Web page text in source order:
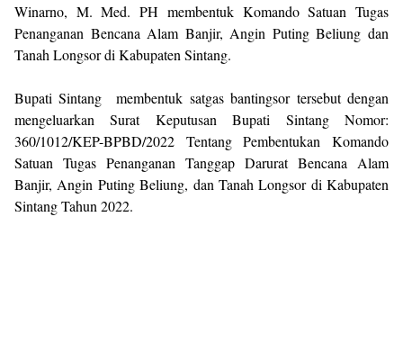
Winarno, M. Med. PH membentuk Komando Satuan Tugas
Penanganan Bencana Alam Banjir, Angin Puting Beliung dan
Tanah Longsor di Kabupaten Sintang.
Bupati Sintang membentuk satgas bantingsor tersebut dengan
mengeluarkan Surat Keputusan Bupati Sintang Nomor:
360/1012/KEP-BPBD/2022 Tentang Pembentukan Komando
Satuan Tugas Penanganan Tanggap Darurat Bencana Alam
Banjir, Angin Puting Beliung, dan Tanah Longsor di Kabupaten
Sintang Tahun 2022.